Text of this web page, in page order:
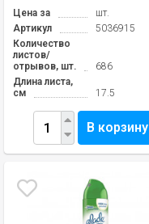
Цена за
шт.
Артикул
5036915
Количество
листов/
отрывов, шт.
686
Длина листа,
см
17.5
В корзину